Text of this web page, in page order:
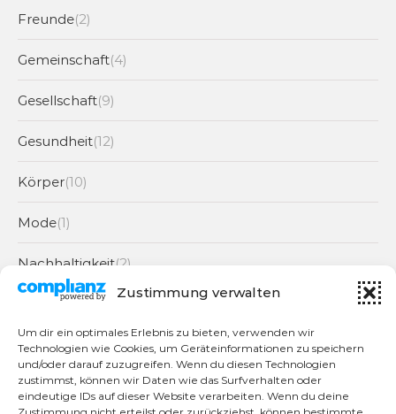
Zustimmung verwalten
Um dir ein optimales Erlebnis zu bieten, verwenden wir
Technologien wie Cookies, um Geräteinformationen zu speichern
und/oder darauf zuzugreifen. Wenn du diesen Technologien
zustimmst, können wir Daten wie das Surfverhalten oder
eindeutige IDs auf dieser Website verarbeiten. Wenn du deine
Freunde(2)
Gemeinschaft(4)
Gesellschaft(9)
Gesundheit(12)
Körper(10)
Mode(1)
Nachhaltigkeit(2)
Partnerschaft
Portraits(4)
Rezepte(2)